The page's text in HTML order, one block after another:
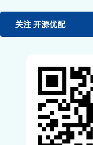
关注 开源优配